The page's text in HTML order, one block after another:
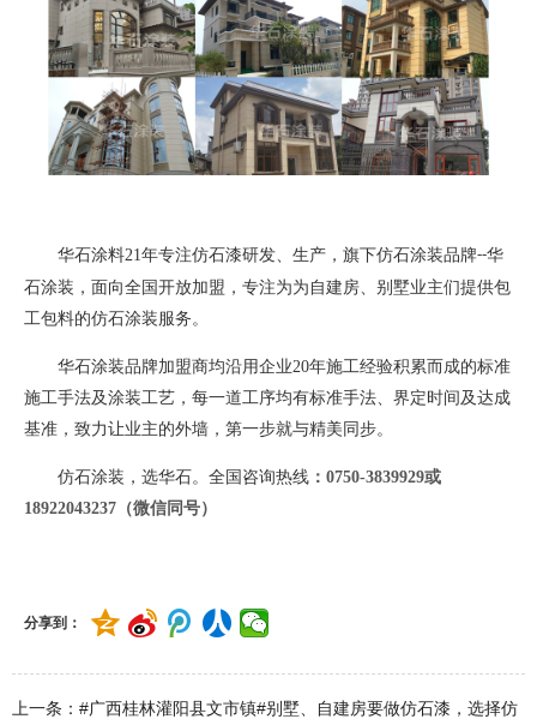
华石涂料21年专注仿石漆研发、生产，旗下仿石涂装品牌--华
石涂装，面向全国开放加盟，专注为为自建房、别墅业主们提供包
工包料的仿石涂装服务。
华石涂装品牌加盟商均沿用企业20年施工经验积累而成的标准
施工手法及涂装工艺，每一道工序均有标准手法、界定时间及达成
基准，致力让业主的外墙，第一步就与精美同步。
仿石涂装，选华石。全国咨询热线 ： 0750-3839929或
18922043237（微信同号）
分享到：
上一条：#广西桂林灌阳县文市镇#别墅、自建房要做仿石漆，选择仿